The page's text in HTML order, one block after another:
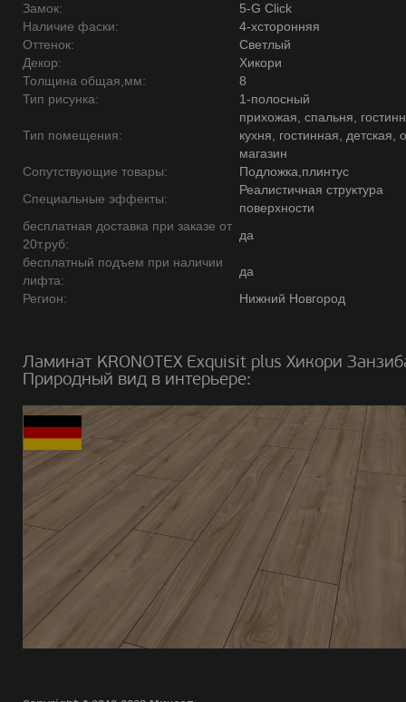
Замок:
5-G Click
Наличие фаски:
4-хсторонняя
Оттенок:
Светлый
Декор:
Хикори
Толщина общая,мм:
8
Тип рисунка:
1-полосный
Тип помещения:
прихожая, спальня,
кухня, гостинная, детская,
магазин
Сопутствующие товары:
Подложка,плинтус
Специальные эффекты:
Реалистичная структура
поверхности
бесплатная доставка при заказе от
20т.руб:
да
бесплатный подъем при наличии
лифта:
да
Регион:
Нижний Новгород
Ламинат KRONOTEX Exquisit plus Хикори
Природный вид в интерьере: